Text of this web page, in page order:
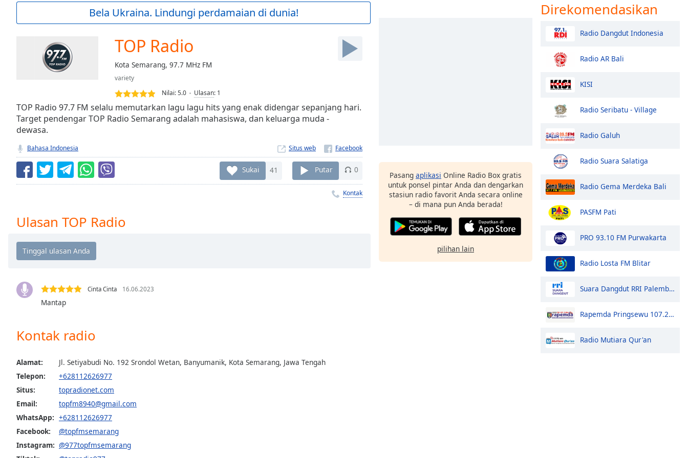
Current
Seek to
currently
behind
Remaining
Time-
Chapters
descriptions
off
Subtitles
settings
opens
subtitles
dialog
subtitles
off,
selected
Bela Ukraina. Lindungi perdamaian di dunia!
TOP Radio
Kota Semarang, 97.7 MHz FM
variety
Nilai:5.0 Ulasan: 1
TOP Radio 97.7 FM selalu memutarkan lagu lagu hits yang enak didengar sepanjang hari.
Target pendengar TOP Radio Semarang adalah mahasiswa, dan keluarga muda -
dewasa.
Bahasa Indonesia Situs web
Sukai 41 Putar 0
Kontak
Ulasan TOP Radio
Cinta Cinta 16.06.2023
Mantap
Kontak radio
Alamat:
Jl. Setiyabudi No. 192 Srondol Wetan, Banyumanik, Kota Semarang, Jawa Tengah
Telepon:
+628112626977
Situs:
topradionet.com
Email:
topfm8940@gmail.com
WhatsApp: +628112626977
Facebook:
@topfmsemarang
Instagram: @977topfmsemarang
Pasang aplikasi Online Radio Box gratis
untuk ponsel pintar Anda dan dengarkan
stasiun radio favorit Anda secara online
– di mana pun Anda berada!
pilihan lain
Direkomendasikan
Radio Dangdut Indonesia
Radio AR Bali
KISI
Radio Seribatu - Village
Radio Galuh
Radio Suara Salatiga
Radio Gema Merdeka Bali
PASFM Pati
PRO 93.10 FM Purwakarta
Radio Losta FM Blitar
Suara Dangdut RRI Palembang
Rapemda Pringsewu 107.2 FM
Radio Mutiara Qur'an